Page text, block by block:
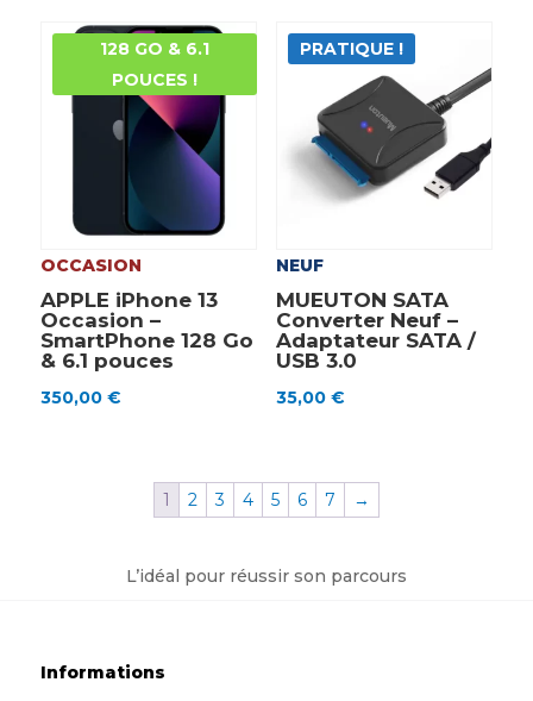
128 GO & 6.1
POUCES !
OCCASION
APPLE iPhone 13
Occasion –
SmartPhone 128 Go
& 6.1 pouces
350,00 €
PRATIQUE !
NEUF
MUEUTON SATA
Converter Neuf –
Adaptateur SATA /
USB 3.0
35,00 €
1 2 3 4 5 6 7 →
L’idéal pour réussir son parcours
Informations